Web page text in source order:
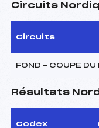
Circuits
Circuits
FOND – COUPE
Résultats
Codex